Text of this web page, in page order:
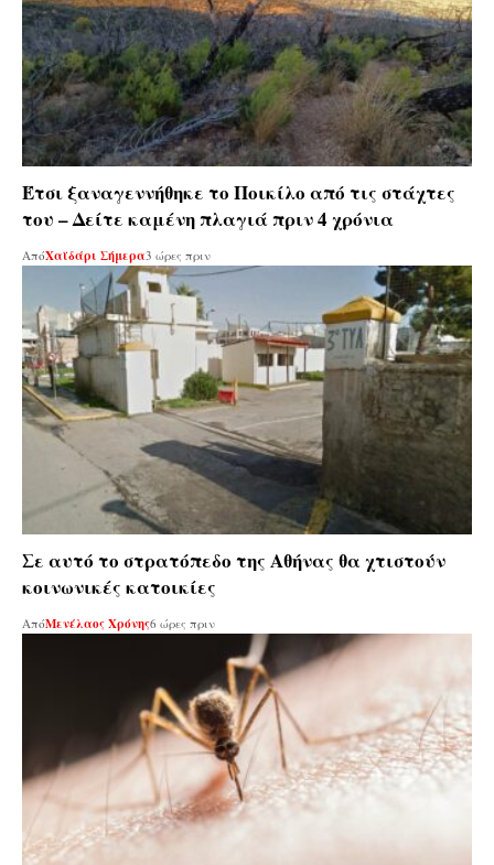
Έτσι ξαναγεννήθηκε το Ποικίλο από τις στάχτες
του – Δείτε καμένη πλαγιά πριν 4 χρόνια
ΑπόΧαϊδάρι Σήμερα3 ώρες πριν
Σε αυτό το στρατόπεδο της Αθήνας θα χτιστούν
κοινωνικές κατοικίες
ΑπόΜενέλαος Χρόνης6 ώρες πριν